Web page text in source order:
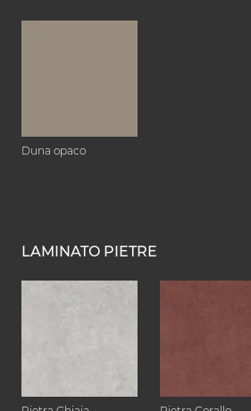
Duna opaco
LAMINATO PIETRE